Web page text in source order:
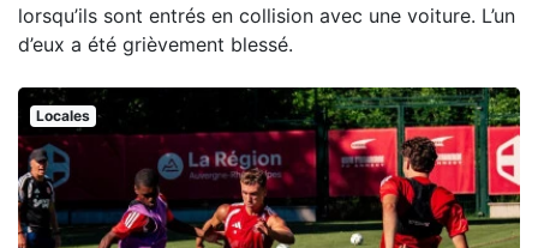
lorsqu’ils sont entrés en collision avec une voiture. L’un
d’eux a été grièvement blessé.
Locales